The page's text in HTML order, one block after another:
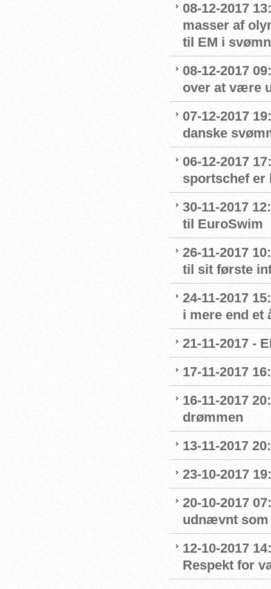
08-12-2017
masser af
til EM i
08-12-2017
over at være
07-12-2017
danske
06-12-2017
sportschef er
30-11-2017
til EuroSwim
26-11-2017
til sit første
24-11-2017
i mere end et
21-11-2017 -
17-11-2017
16-11-2017
drømmen
13-11-2017
23-10-2017
20-10-2017
udnævnt som
12-10-2017
Respekt for